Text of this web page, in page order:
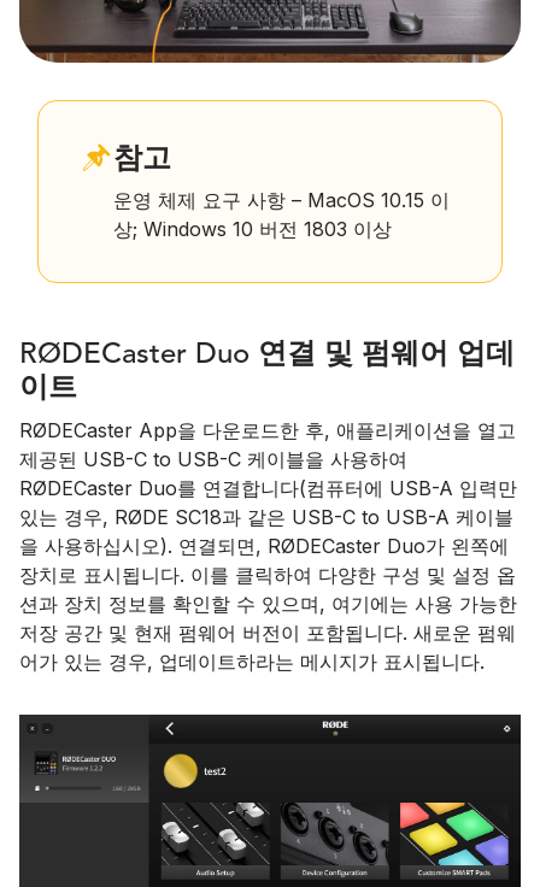
참고
운영 체제 요구 사항 – MacOS 10.15 이
상; Windows 10 버전 1803 이상
RØDECaster Duo 연결 및 펌웨어 업데
이트
RØDECaster App을 다운로드한 후, 애플리케이션을 열고
제공된 USB-C to USB-C 케이블을 사용하여
RØDECaster Duo를 연결합니다(컴퓨터에 USB-A 입력만
있는 경우, RØDE SC18과 같은 USB-C to USB-A 케이블
을 사용하십시오). 연결되면, RØDECaster Duo가 왼쪽에
장치로 표시됩니다. 이를 클릭하여 다양한 구성 및 설정 옵
션과 장치 정보를 확인할 수 있으며, 여기에는 사용 가능한
저장 공간 및 현재 펌웨어 버전이 포함됩니다. 새로운 펌웨
어가 있는 경우, 업데이트하라는 메시지가 표시됩니다.